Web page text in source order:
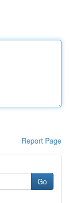
Report Page
Go